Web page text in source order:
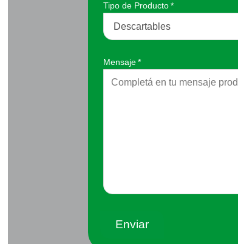
Tipo de Producto*
Mensaje*